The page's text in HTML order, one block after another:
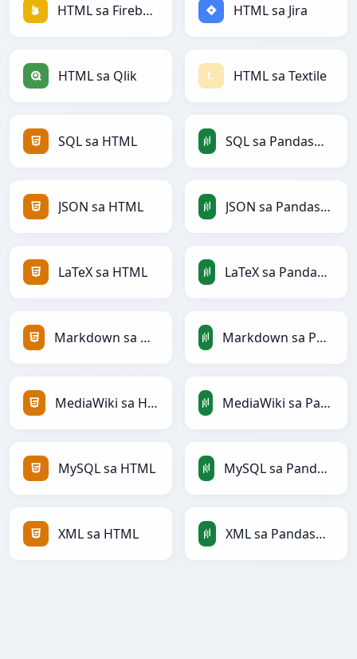
HTML sa Firebase HTML sa Jira
HTML sa Qlik HTML sa Textile
SQL sa HTML SQL sa PandasDataFrame
JSON sa HTML JSON sa PandasDataFrame
LaTeX sa HTML LaTeX sa PandasDataFrame
Markdown sa HTML Markdown sa PandasDataFrame
MediaWiki sa HTML MediaWiki sa PandasDataFrame
MySQL sa HTML MySQL sa PandasDataFrame
XML sa HTML XML sa PandasDataFrame